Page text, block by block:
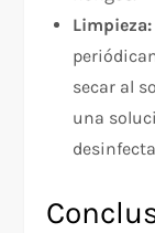
Limpieza:
secar al
una